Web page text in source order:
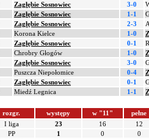
Zagłębie Sosnowiec 3-0
Zagłębie Sosnowiec 1-1
Zagłębie Sosnowiec 2-3
Korona Kielce 1-0
Zagłębie Sosnowiec 0-1
Chrobry Głogów 1-0
Zagłębie Sosnowiec 3-0
Puszcza Niepołomice 0-4
Zagłębie Sosnowiec 0-1
Miedź Legnica 1-1
rozgr. występy w "11"
pełne
I liga 23 16
12
PP 1 0
0